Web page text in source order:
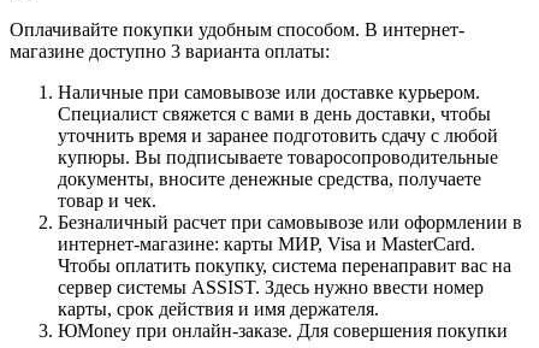
Оплачивайте покупки удобным способом. В интернет-
магазине доступно 3 варианта оплаты:
Наличные при самовывозе или доставке курьером.
Специалист свяжется с вами в день доставки, чтобы
уточнить время и заранее подготовить сдачу с любой
купюры. Вы подписываете товаросопроводительные
документы, вносите денежные средства, получаете
товар и чек.
Безналичный расчет при самовывозе или оформлении в
интернет-магазине: карты МИР, Visa и MasterCard.
Чтобы оплатить покупку, система перенаправит вас на
сервер системы ASSIST. Здесь нужно ввести номер
карты, срок действия и имя держателя.
ЮMoney при онлайн-заказе. Для совершения покупки